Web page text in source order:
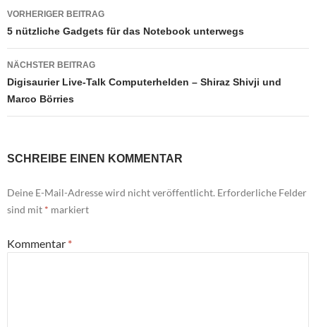
Beitragsnavigation
VORHERIGER BEITRAG
5 nützliche Gadgets für das Notebook unterwegs
NÄCHSTER BEITRAG
Digisaurier Live-Talk Computerhelden – Shiraz Shivji und
Marco Börries
SCHREIBE EINEN KOMMENTAR
Deine E-Mail-Adresse wird nicht veröffentlicht. Erforderliche Felder
sind mit * markiert
Kommentar *